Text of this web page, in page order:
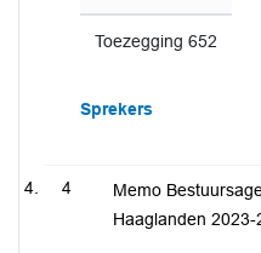
Toezegging 652
Sprekers
4
Memo
Haaglanden 2023-